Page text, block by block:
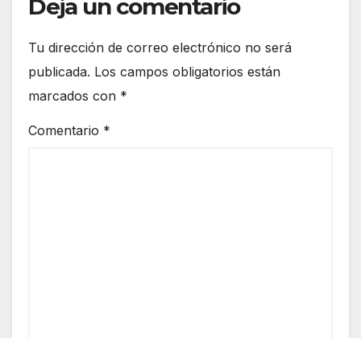
Deja un comentario
Tu dirección de correo electrónico no será
publicada. Los campos obligatorios están
marcados con *
Comentario *